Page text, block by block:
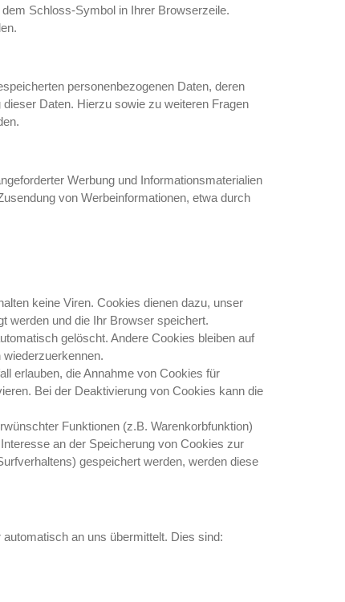
Schloss-Symbol in Ihrer Browserzeile.
personenbezogenen Daten, deren
Daten. Hierzu sowie zu weiteren Fragen
Werbung und Informationsmaterialien
von Werbeinformationen, etwa durch
keine Viren. Cookies dienen dazu, unser
werden und die Ihr Browser speichert.
gelöscht. Andere Cookies bleiben auf
erlauben, die Annahme von Cookies für
Bei der Deaktivierung von Cookies kann die
Funktionen (z.B. Warenkorbfunktion)
an der Speicherung von Cookies zur
gespeichert werden, werden diese
an uns übermittelt. Dies sind: